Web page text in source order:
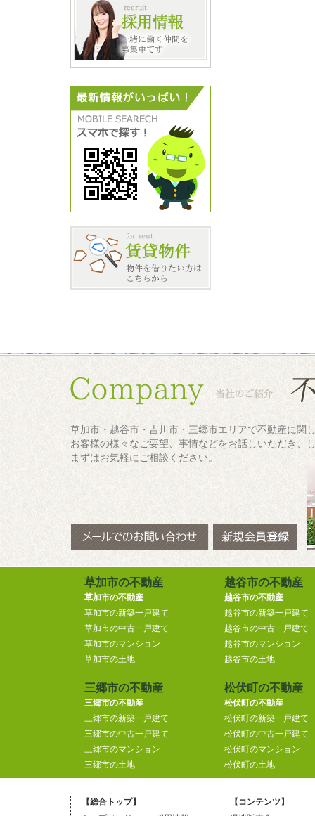
草加市・越谷市・吉川市・三郷市エリアで不動産に関
お客様の様々なご要望、事情などをお話しいただき、
まずはお気軽にご相談ください。
草加市の不動産
草加市の不動産
草加市の新築一戸建て
草加市の中古一戸建て
草加市のマンション
草加市の土地
越谷市の不動産
越谷市の不動産
越谷市の新築一戸建て
越谷市の中古一戸建て
越谷市のマンション
越谷市の土地
三郷市の不動産
三郷市の不動産
三郷市の新築一戸建て
三郷市の中古一戸建て
三郷市のマンション
三郷市の土地
松伏町の不動産
松伏町の不動産
松伏町の新築一戸建て
松伏町の中古一戸建て
松伏町のマンション
松伏町の土地
【総合トップ】
【コンテンツ】